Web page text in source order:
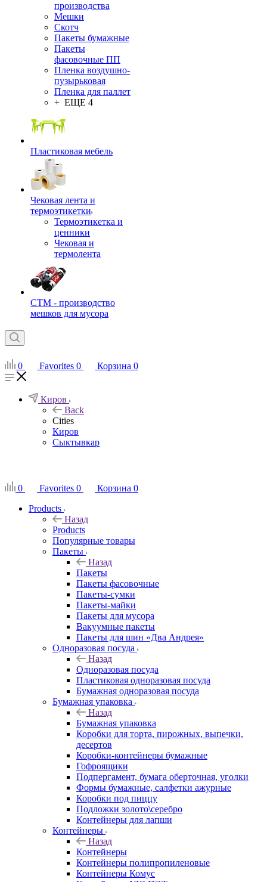
производства
Мешки
Скотч
Пакеты бумажные
Пакеты
фасовочные ПП
Пленка воздушно-
пузырьковая
Пленка для паллет
+ ЕЩЕ 4
Пластиковая мебель
Чековая лента и
термоэтикетки
Термоэтикетка и
ценники
Чековая и
термолента
СТМ - производство
мешков для мусора
0 Favorites 0 Корзина 0
Киров
Back
Cities
Киров
Сыктывкар
0
Favorites 0 Корзина 0
Products
Назад
Products
Популярные товары
Пакеты
Назад
Пакеты
Пакеты фасовочные
Пакеты-сумки
Пакеты-майки
Пакеты для мусора
Вакуумные пакеты
Пакеты для шин «Два Андрея»
Одноразовая посуда
Назад
Одноразовая посуда
Пластиковая одноразовая посуда
Бумажная одноразовая посуда
Бумажная упаковка
Назад
Бумажная упаковка
Коробки для торта, пирожных, выпечки,
десертов
Коробки-контейнеры бумажные
Гофроящики
Подпергамент, бумага оберточная, уголки
Формы бумажные, салфетки ажурные
Коробки под пиццу
Подложки золото\серебро
Контейнеры для лапши
Контейнеры
Назад
Контейнеры
Контейнеры полипропиленовые
Контейнеры Комус